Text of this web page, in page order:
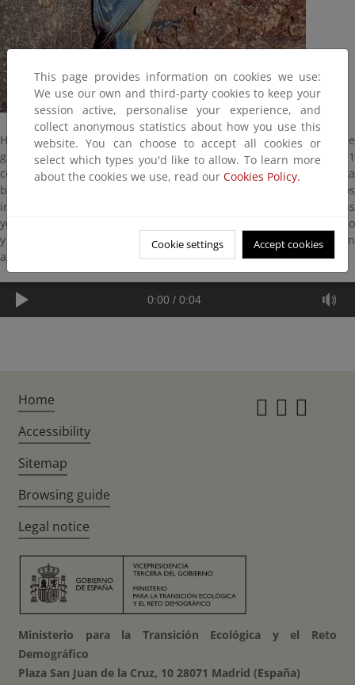
Habita en las mismas zonas que el carbonero común aunque le
gustan menos los bosques de coníferas. Tiene un tamaño de 11
centímetros y como otros páridos puede ser un acróbata
buscando comida en el envés de las hojas, alimentándose de los
insectos y gusanos que las parasitan y aprovechando también las
yemas de las ramas más finas. En otoño puede comer algún fruto
y en invierno semillas. Cría de abril a junio en nidos que hace en
agujeros.
0:00 / 0:04
This page provides information on cookies we use:
We use our own and third-party cookies to keep your
session active, personalise your experience, and
collect anonymous statistics about how you use this
website. You can choose to accept all cookies or
select which types you'd like to allow. To learn more
about the cookies we use, read our Cookies Policy.
Cookie settings Accept cookies
Home
Accessibility
Sitemap
Browsing guide
Legal notice
Ministerio para la Transición Ecológica y el Reto
Demográfico
Plaza San Juan de la Cruz, 10 28071 Madrid (España)